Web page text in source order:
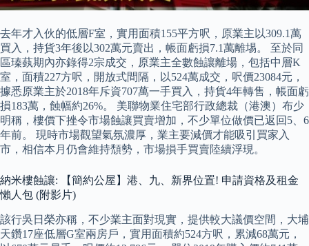
去年才入伙的低層F室，實用面積155平方呎，原業主以309.1萬
買入，持貨3年後以302萬元賣出，帳面虧損7.1萬離埸。 至於同
區瑧蓺期內亦錄得2宗成交，原業主全數蝕讓離場，包括中層K
室，面積227方呎，開放式間隔，以524萬成交，呎價23084元，
據悉原業主於2018年斥資707萬一手買入，持貨4年轉售，帳面虧
損183萬，蝕幅約26%。 美聯物業住宅部行政總裁（港澳）布少
明稱，樓價下挫令市場蝕讓買賣增加，不少單位做價已返回5、6
年前。 現時市場觀望氣氛濃厚，業主要減價才能吸引買家入
市，相信本月仍會維持頹勢，市場損手買賣陸續浮現。
納米樓蝕讓: 【簡約公屋】港、九、新界位置! 申請資格及租金
懶人包 (附影片)
該行吳日榮亦稱，不少業主面對現實，提供較大議價空間，大埔
天鑽17座低層G室兩房戶，實用面積約524方呎，累減68萬元，